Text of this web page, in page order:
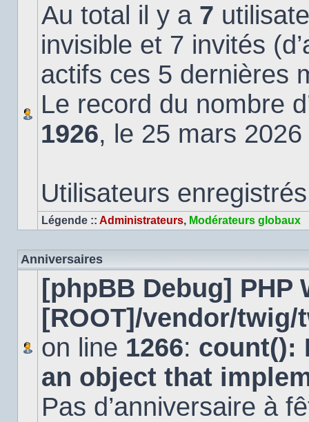
Au total il y a 7
invisible et 7 invités
actifs ces 5 dernières
Le record du nombre
1926, le 25 mars 2026
Utilisateurs
Légende :: Administrateurs, Modérateurs globaux
Anniversaires
[phpBB Debug] PHP
[ROOT]/vendor/
on line 1266: count():
an object that
Pas d’anniversaire à